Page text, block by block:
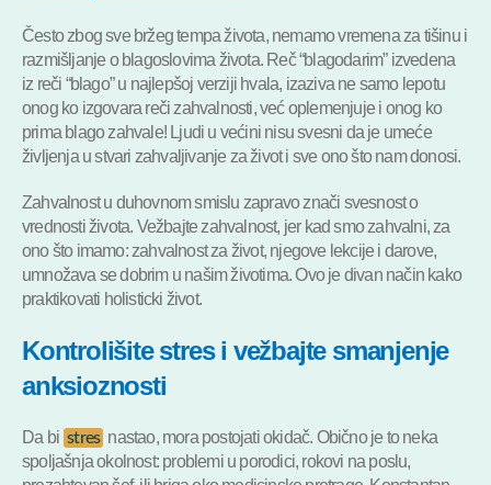
Često zbog sve bržeg tempa života, nemamo vremena za tišinu i
razmišljanje o blagoslovima života. Reč “blagodarim” izvedena
iz reči “blago” u najlepšoj verziji hvala, izaziva ne samo lepotu
onog ko izgovara reči zahvalnosti, već oplemenjuje i onog ko
prima blago zahvale! Ljudi u većini nisu svesni da je umeće
življenja u stvari zahvaljivanje za život i sve ono što nam donosi.
Zahvalnost u duhovnom smislu zapravo znači svesnost o
vrednosti života. Vežbajte zahvalnost, jer kad smo zahvalni, za
ono što imamo: zahvalnost za život, njegove lekcije i darove,
umnožava se dobrim u našim životima. Ovo je divan način kako
praktikovati holisticki život.
Kontrolišite stres i vežbajte smanjenje
anksioznosti
Da bi stres nastao, mora postojati okidač. Obično je to neka
spoljašnja okolnost: problemi u porodici, rokovi na poslu,